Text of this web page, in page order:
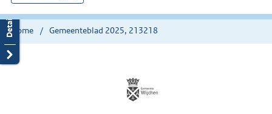
hier:
Home Gemeenteblad 2025, 213218